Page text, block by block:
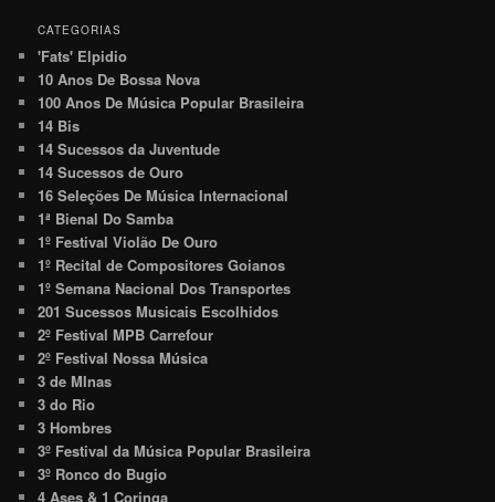
CATEGORIAS
'Fats' Elpidio
10 Anos De Bossa Nova
100 Anos De Música Popular Brasileira
14 Bis
14 Sucessos da Juventude
14 Sucessos de Ouro
16 Seleções De Música Internacional
1ª Bienal Do Samba
1º Festival Violão De Ouro
1º Recital de Compositores Goianos
1º Semana Nacional Dos Transportes
201 Sucessos Musicais Escolhidos
2º Festival MPB Carrefour
2º Festival Nossa Música
3 de MInas
3 do Rio
3 Hombres
3º Festival da Música Popular Brasileira
3º Ronco do Bugio
4 Ases & 1 Coringa